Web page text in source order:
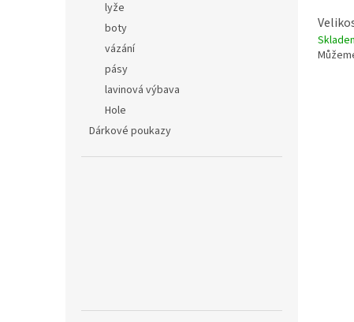
lyže
boty
vázání
pásy
lavinová výbava
Hole
Dárkové poukazy